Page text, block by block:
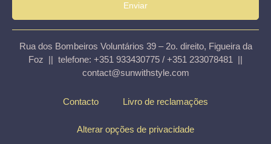
Enviar
Rua dos Bombeiros Voluntários 39 – 2o. direito, Figueira da
Foz || telefone: +351 933430775 / +351 233078481 ||
contact@sunwithstyle.com
Contacto Livro de reclamações
Alterar opções de privacidade